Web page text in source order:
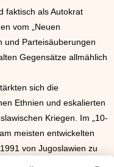
faktisch als Autokrat
vom „Neuen
und Parteisäuberungen
Gegensätze allmählich
sich die
Ethnien und eskalierten
Kriegen. Im „10-
meisten entwickelten
von Jugoslawien zu